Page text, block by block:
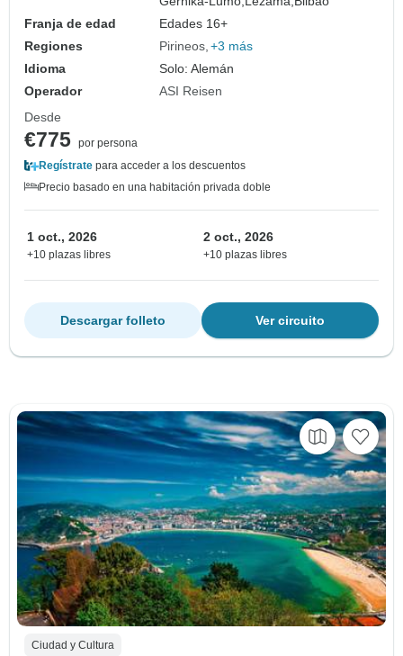
Franja de edad
Edades 16+
Regiones
Pirineos +3 más
Idioma
Solo: Alemán
Operador
ASI Reisen
Desde
€775 por persona
Regístrate para acceder a los descuentos
Precio basado en una habitación privada doble
1 oct., 2026
+10 plazas libres
2 oct., 2026
+10 plazas libres
Ver circuito
Descargar folleto
Ciudad y Cultura